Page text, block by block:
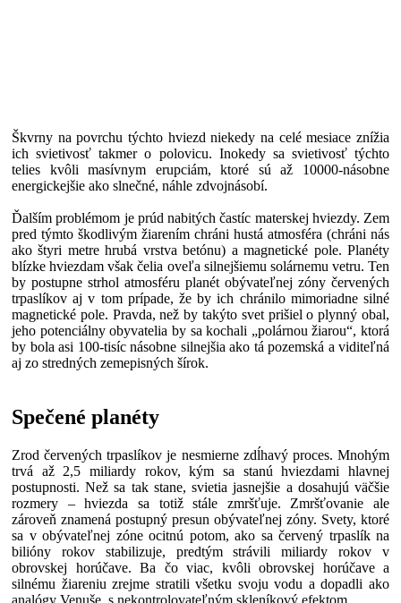
Škvrny na povrchu týchto hviezd niekedy na celé mesiace znížia
ich svietivosť takmer o polovicu. Inokedy sa svietivosť týchto
telies kvôli masívnym erupciám, ktoré sú až 10000-násobne
energickejšie ako slnečné, náhle zdvojnásobí.
Ďalším problémom je prúd nabitých častíc materskej hviezdy. Zem
pred týmto škodlivým žiarením chráni hustá atmosféra (chráni nás
ako štyri metre hrubá vrstva betónu) a magnetické pole. Planéty
blízke hviezdam však čelia oveľa silnejšiemu solárnemu vetru. Ten
by postupne strhol atmosféru planét obývateľnej zóny červených
trpaslíkov aj v tom prípade, že by ich chránilo mimoriadne silné
magnetické pole. Pravda, než by takýto svet prišiel o plynný obal,
jeho potenciálny obyvatelia by sa kochali „polárnou žiarou“, ktorá
by bola asi 100-tisíc násobne silnejšia ako tá pozemská a viditeľná
aj zo stredných zemepisných šírok.
Spečené planéty
Zrod červených trpaslíkov je nesmierne zdĺhavý proces. Mnohým
trvá až 2,5 miliardy rokov, kým sa stanú hviezdami hlavnej
postupnosti. Než sa tak stane, svietia jasnejšie a dosahujú väčšie
rozmery – hviezda sa totiž stále zmršťuje. Zmršťovanie ale
zároveň znamená postupný presun obývateľnej zóny. Svety, ktoré
sa v obývateľnej zóne ocitnú potom, ako sa červený trpaslík na
bilióny rokov stabilizuje, predtým strávili miliardy rokov v
obrovskej horúčave. Ba čo viac, kvôli obrovskej horúčave a
silnému žiareniu zrejme stratili všetku svoju vodu a dopadli ako
analógy Venuše, s nekontrolovateľným skleníkový efektom.